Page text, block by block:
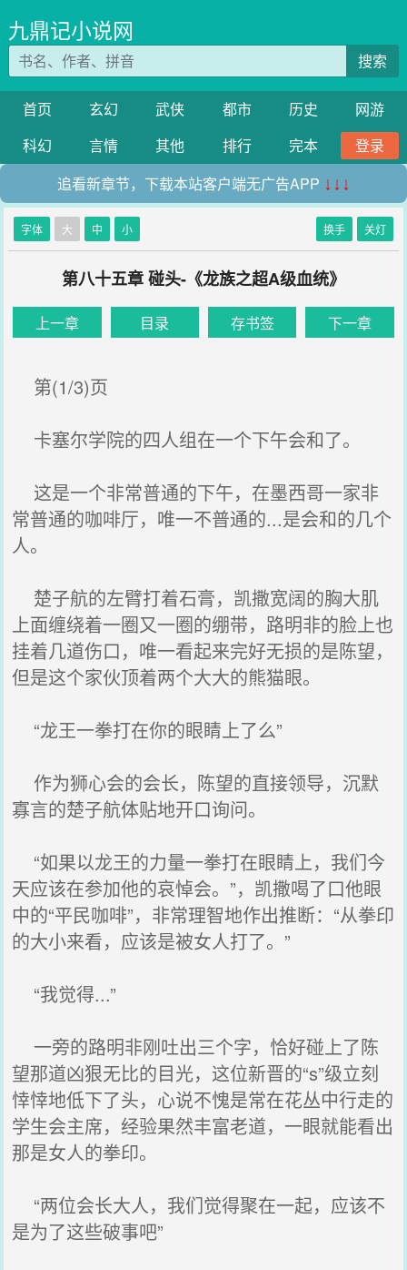
九鼎记小说网
搜索
首页 玄幻 武侠 都市 历史
网游
科幻
言情 其他 排行 完本
登录
追看新章节，下载本站客户端无广告APP ↓↓↓
字体 大 中 小 换手 关灯
第八十五章 碰头-《龙族之超A级血统》
上一章 目录 存书签 下一章
第(1/3)页
卡塞尔学院的四人组在一个下午会和了。
这是一个非常普通的下午，在墨西哥一家非
常普通的咖啡厅，唯一不普通的...是会和的几个
人。
楚子航的左臂打着石膏，凯撒宽阔的胸大肌
上面缠绕着一圈又一圈的绷带，路明非的脸上也
挂着几道伤口，唯一看起来完好无损的是陈望，
但是这个家伙顶着两个大大的熊猫眼。
“龙王一拳打在你的眼睛上了么”
作为狮心会的会长，陈望的直接领导，沉默
寡言的楚子航体贴地开口询问。
“如果以龙王的力量一拳打在眼睛上，我们今
天应该在参加他的哀悼会。”，凯撒喝了口他眼
中的“平民咖啡”，非常理智地作出推断：“从拳印
的大小来看，应该是被女人打了。”
“我觉得...”
一旁的路明非刚吐出三个字，恰好碰上了陈
望那道凶狠无比的目光，这位新晋的“s”级立刻
悻悻地低下了头，心说不愧是常在花丛中行走的
学生会主席，经验果然丰富老道，一眼就能看出
那是女人的拳印。
“两位会长大人，我们觉得聚在一起，应该不
是为了这些破事吧”